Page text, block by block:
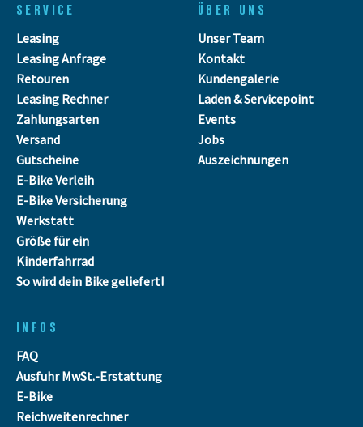
SERVICE
Leasing
Leasing Anfrage
Retouren
Leasing Rechner
Zahlungsarten
Versand
Gutscheine
E-Bike Verleih
E-Bike Versicherung
Werkstatt
Größe für ein
Kinderfahrrad
So wird dein Bike geliefert!
ÜBER UNS
Unser Team
Kontakt
Kundengalerie
Laden & Servicepoint
Events
Jobs
Auszeichnungen
INFOS
FAQ
Ausfuhr MwSt.-Erstattung
E-Bike
Reichweitenrechner